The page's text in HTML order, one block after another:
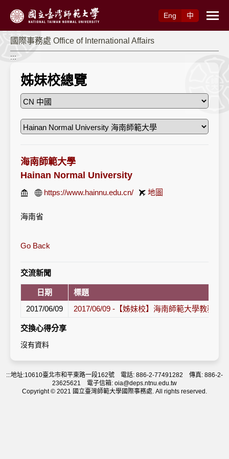
Eng
中
國際事務處 Office of International Affairs
:::
姊妹校總覽
海南師範大學
Hainan Normal University
https://www.hainnu.edu.cn/ 地圖
海南省
Go Back
交流新聞
日期
標題
2017/06/09
2017/06/09 -【姊妹校】海南師範大學教務處
交換心得分享
沒有資料
:::地址:10610臺北市和平東路一段162號 電話: 886-2-77491282 傳真: 886-2-
23625621 電子信箱: oia@deps.ntnu.edu.tw
Copyright © 2021 國立臺灣師範大學國際事務處. All rights reserved.